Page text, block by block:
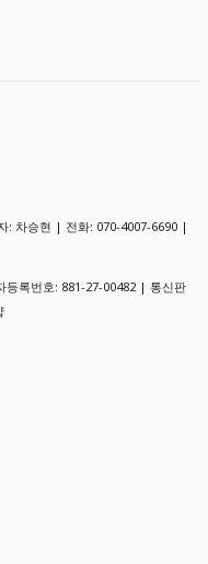
: 차승현 | 전화: 070-4007-6690 |
등록번호: 881-27-00482 | 통신판